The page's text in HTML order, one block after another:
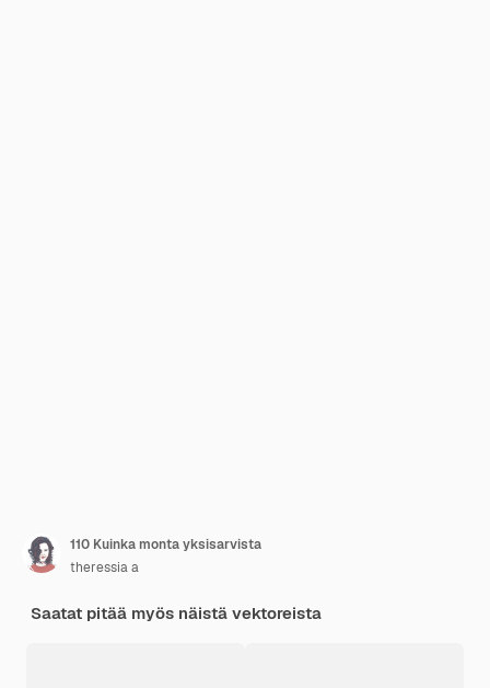
110 Kuinka monta yksisarvista
theressia a
Saatat pitää myös näistä vektoreista